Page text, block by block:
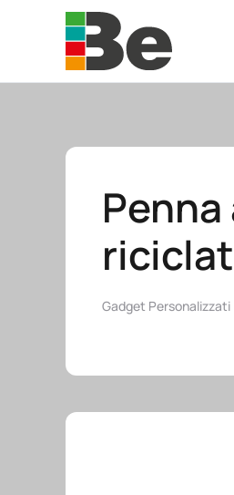
Skip to main content
Gadget Personalizzati